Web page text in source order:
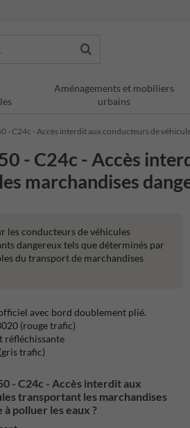
Aménagements et mobiliers
urbains
- C24c - Accès interdit aux conducteurs de
- C24c - Accès
marchandises
les conducteurs de véhicules
dangereux tels que déterminés par
du transport de marchandises
avec bord doublement plié.
(rouge trafic)
réfléchissante
trafic)
- C24c - Accès interdit aux
transportant les marchandises
polluer les eaux ?